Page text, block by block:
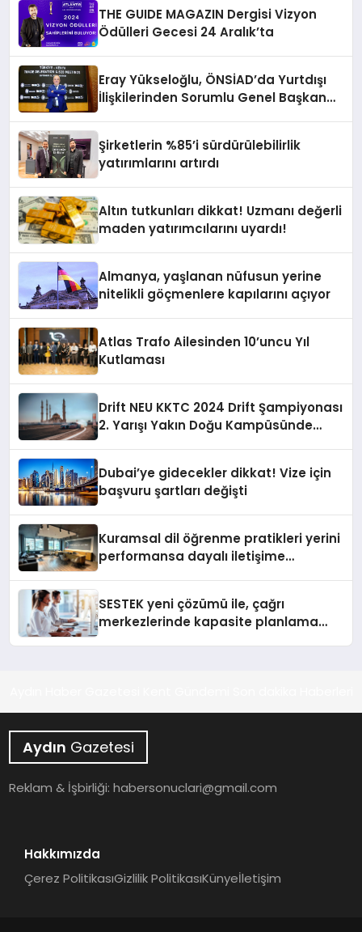
THE GUIDE MAGAZIN Dergisi Vizyon
Ödülleri Gecesi 24 Aralık’ta
Eray Yükseloğlu, ÖNSİAD’da Yurtdışı
İlişkilerinden Sorumlu Genel Başkan
Şirketlerin %85’i sürdürülebilirlik
yatırımlarını artırdı
Altın tutkunları dikkat! Uzmanı değerli
maden yatırımcılarını uyardı!
Almanya, yaşlanan nüfusun yerine
nitelikli göçmenlere kapılarını açıyor
Atlas Trafo Ailesinden 10’uncu Yıl
Kutlaması
Drift NEU KKTC 2024 Drift Şampiyonası
2. Yarışı Yakın Doğu Kampüsünde
Dubai’ye gidecekler dikkat! Vize için
başvuru şartları değişti
Kuramsal dil öğrenme pratikleri yerini
performansa dayalı iletişime
SESTEK yeni çözümü ile, çağrı
merkezlerinde kapasite planlama
Aydın Gazetesi
Reklam & İşbirliği:habersonuclari@gmail.com
Hakkımızda
Çerez PolitikasıGizlilik PolitikasıKünyeİletişim